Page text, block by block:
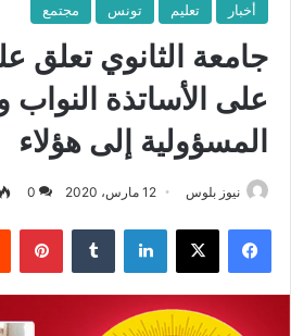
أخبار تعليم تونس مجتمع
جامعة الثانوي تعلق
على الأساتذة
المسؤولية إلى هؤلاء
نيوز بلوس 12 مارس، 2020 0
فيسبوك X لينكدإن